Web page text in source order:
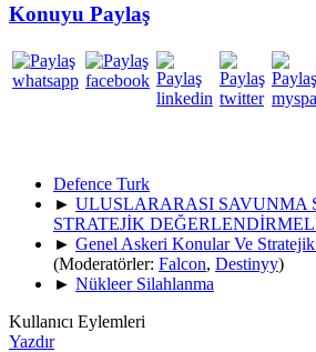
Konuyu Paylaş
Defence Turk
► ULUSLARARASI SAVUNMA
STRATEJİK
► Genel Askeri Konular Ve
(Moderatörler: Falcon, Destinyy)
► Nükleer Silahlanma
Kullanıcı Eylemleri
Yazdır